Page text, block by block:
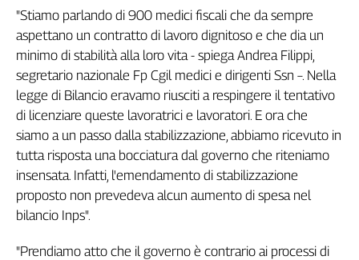
della
ragione
120
Cgil
Collettiva
Academy
Collettiva
Play
Collettiva
La
"Stiamo parlando di 900 medici fiscali che da sempre
aspettano un contratto di lavoro dignitoso e che dia un
minimo di stabilità alla loro vita - spiega Andrea Filippi,
segretario nazionale Fp Cgil medici e dirigenti Ssn –. Nella
legge di Bilancio eravamo riusciti a respingere il tentativo
di licenziare queste lavoratrici e lavoratori. E ora che
siamo a un passo dalla stabilizzazione, abbiamo ricevuto in
tutta risposta una bocciatura dal governo che riteniamo
insensata. Infatti, l'emendamento di stabilizzazione
proposto non prevedeva alcun aumento di spesa nel
bilancio Inps".
"Prendiamo atto che il governo è contrario ai processi di